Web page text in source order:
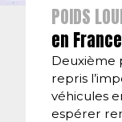
POIDS
en
Deuxième
repris
véhicules
espérer